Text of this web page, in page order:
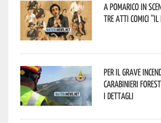
A Pomarico in
tre atti comici “Il
Per il grave
Carabinieri
I dettagli